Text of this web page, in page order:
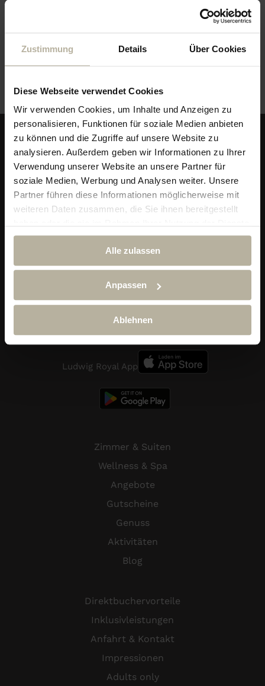
Zustimmung Details Über Cookies
Diese Webseite verwendet Cookies
Wir verwenden Cookies, um Inhalte und Anzeigen zu
personalisieren, Funktionen für soziale Medien anbieten
zu können und die Zugriffe auf unsere Website zu
analysieren. Außerdem geben wir Informationen zu Ihrer
Verwendung unserer Website an unsere Partner für
soziale Medien, Werbung und Analysen weiter. Unsere
Partner führen diese Informationen möglicherweise mit
weiteren Daten zusammen, die Sie ihnen bereitgestellt
gesammelt haben.
Alle zulassen
Anpassen
Ablehnen
Alpin & Wellness Resort Ludwig Royal
Im Dorf 29
87534 Oberstaufen-Steibis
Telefon:+49 (0) 838 689 10
reservierung@hotel-ludwig-royal.de
Ludwig Royal App
Zimmer & Suiten
Wellness & Spa
Angebote
Gutscheine
Genuss
Aktivitäten
Blog
Direktbuchervorteile
Inklusivleistungen
Anfahrt & Kontakt
Impressionen
Adults only